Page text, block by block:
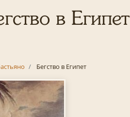
в Египет
Бегство в Египет